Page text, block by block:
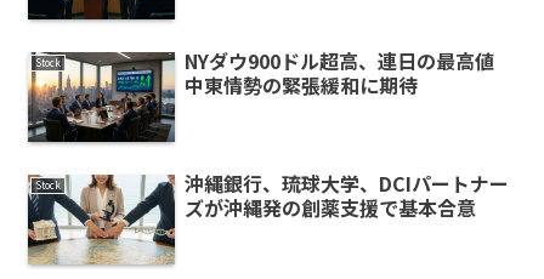
Stock
NYダウ900ドル超高、連日の最高値
中東情勢の緊張緩和に期待
Stock
沖縄銀行、琉球大学、DCIパートナー
ズが沖縄発の創薬支援で基本合意